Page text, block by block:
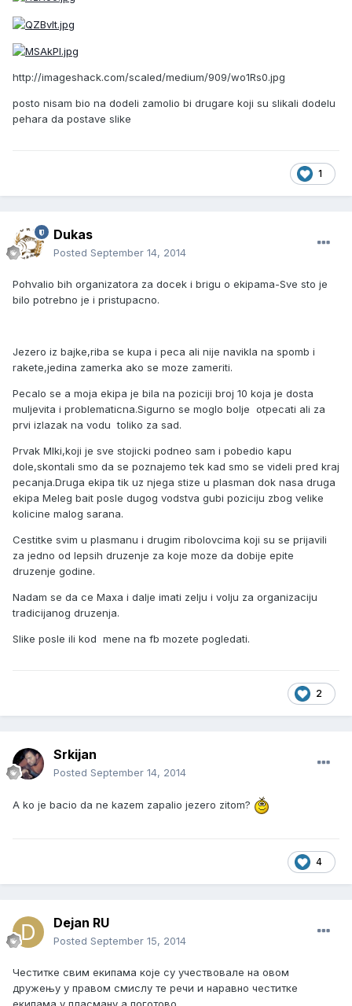
http://imageshack.com/scaled/medium/909/wo1Rs0.jpg
posto nisam bio na dodeli zamolio bi drugare koji su slikali dodelu
pehara da postave slike
1
Dukas
Posted September 14, 2014
Pohvalio bih organizatora za docek i brigu o ekipama-Sve sto je
bilo potrebno je i pristupacno.
Jezero iz bajke,riba se kupa i peca ali nije navikla na spomb i
rakete,jedina zamerka ako se moze zameriti.
Pecalo se a moja ekipa je bila na poziciji broj 10 koja je dosta
muljevita i problematicna.Sigurno se moglo bolje otpecati ali za
prvi izlazak na vodu toliko za sad.
Prvak MIki,koji je sve stojicki podneo sam i pobedio kapu
dole,skontali smo da se poznajemo tek kad smo se videli pred kraj
pecanja.Druga ekipa tik uz njega stize u plasman dok nasa druga
ekipa Meleg bait posle dugog vodstva gubi poziciju zbog velike
kolicine malog sarana.
Cestitke svim u plasmanu i drugim ribolovcima koji su se prijavili
za jedno od lepsih druzenje za koje moze da dobije epite
druzenje godine.
Nadam se da ce Maxa i dalje imati zelju i volju za organizaciju
tradicijanog druzenja.
Slike posle ili kod mene na fb mozete pogledati.
2
Srkijan
Posted September 14, 2014
A ko je bacio da ne kazem zapalio jezero zitom?
4
Dejan RU
Posted September 15, 2014
Честитке свим екипама које су учествовале на овом
дружењу у правом смислу те речи и наравно честитке